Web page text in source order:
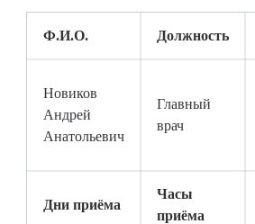
Ф.И.О. Должность
Новиков
Андрей
Анатольевич
Главный
врач
Дни приёма
Часы
приёма